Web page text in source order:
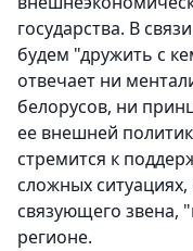
государства. В
будем "дружить с
отвечает ни
белорусов, ни
ее внешней
стремится к
сложных ситуациях,
связующего звена,
регионе.